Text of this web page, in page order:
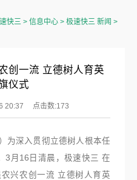
快三 > 信息中心 > 极速快三 新闻 >
创一流 立德树人育英
仪式
20:37 点击数:173
深入贯彻立德树人根本任
3月16日清晨，极速快三 在
兴农创一流 立德树人育英